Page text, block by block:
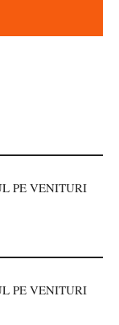
PE VENITURI
PE VENITURI